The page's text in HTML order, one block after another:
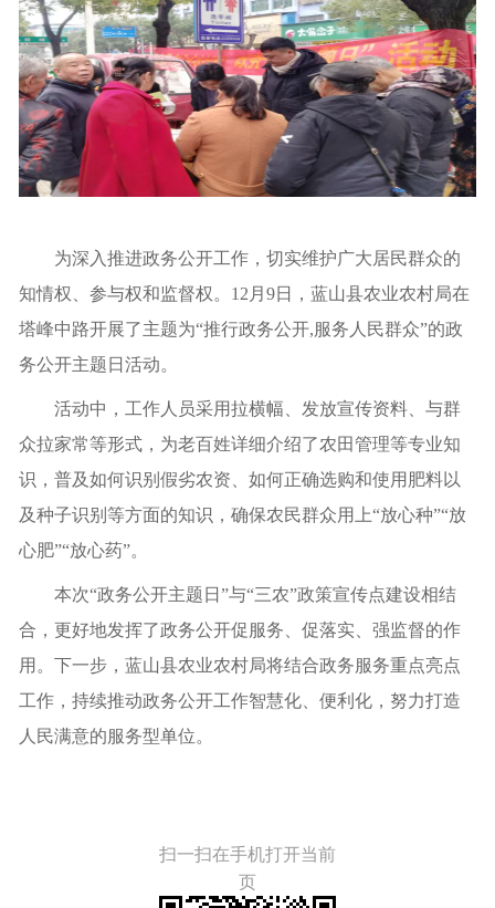
为深入推进政务公开工作，切实维护广大居民群众的
知情权、参与权和监督权。 12 月 9日， 蓝山县农业农村局在
塔峰中路开展了主题为“推行政务公开,服务人民群众”的政
务公开主题日活动。
活动中，工作人员采用拉横幅、发放宣传资料、与群
众拉家常等形式，为老百姓详细介绍了农田管理等专业知
识，普及如何识别假劣农资、如何正确选购和使用肥料以
及种子识别等方面的知识，确保农民群众用上“放心种”“放
心肥”“放心药”。
本次“政务公开主题日”与“三农”政策宣传点建设相结
合，更好地发挥了政务公开促服务、促落实、强监督的作
用。下一步， 蓝山县农业农村局将结合政务服务重点亮点
工作，持续推动政务公开工作智慧化、便利化，努力打造
人民满意的服务型单位。
扫一扫在手机打开当前
页